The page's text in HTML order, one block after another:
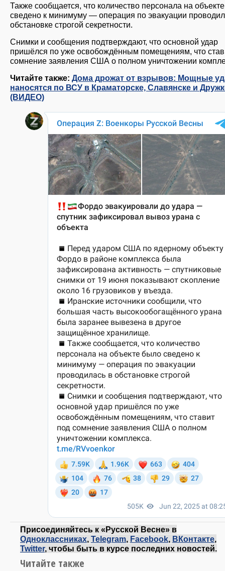
Также сообщается, что количество персонала на
сведено к минимуму — операция по эвакуации
обстановке строгой секретности.
Снимки и сообщения подтверждают, что основной удар
пришёлся по уже освобождённым помещениям, что
сомнение заявления США о полном уничтожении
Читайте также: Дома дрожат от взрывов: Мощные
наносятся по ВСУ в Краматорске, Славянске и
(ВИДЕО)
Присоединяйтесь к «Русской Весне» в
Одноклассниках, Telegram, Facebook, ВКонтакте,
Twitter, чтобы быть в курсе последних новостей.
Читайте также